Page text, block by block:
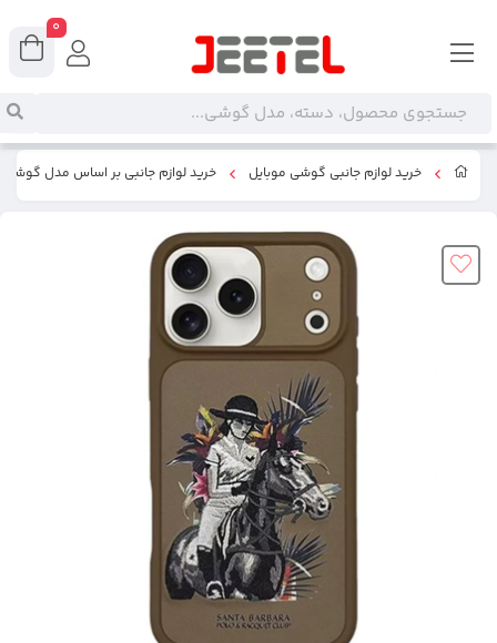
خرید لوازم جانبی گوشی موبایل خرید لوازم جانبی بر اساس مدل گوشی
0